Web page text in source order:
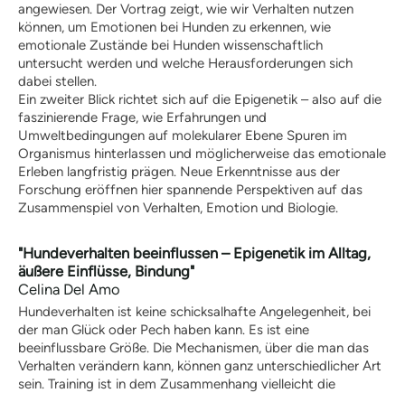
IHK-Zertifikat
Anmeldung |
Voraussetzungen
Praxisangebote
Praxisbetriebe
Fachpraktischer
Leistungsnachweis
FAQ
Geschichte
Tiergestützte Intervention (IHK)
Multimedia
Audios: BHV Podcast
Videos: Online-Diskussionsrunden
Service
Downloads für Hundetrainer
Hundetrainer werden im BHV
Neuigkeiten
angewiesen. Der Vortrag zeigt, wie wir Verhalten nutzen
können, um Emotionen bei Hunden zu erkennen, wie
emotionale Zustände bei Hunden wissenschaftlich
untersucht werden und welche Herausforderungen sich
dabei stellen.
Ein zweiter Blick richtet sich auf die Epigenetik – also auf die
faszinierende Frage, wie Erfahrungen und
Umweltbedingungen auf molekularer Ebene Spuren im
Organismus hinterlassen und möglicherweise das emotionale
Erleben langfristig prägen. Neue Erkenntnisse aus der
Forschung eröffnen hier spannende Perspektiven auf das
Zusammenspiel von Verhalten, Emotion und Biologie.
"Hundeverhalten beeinflussen – Epigenetik im Alltag,
äußere Einflüsse, Bindung"
Celina Del Amo
Hundeverhalten ist keine schicksalhafte Angelegenheit, bei
der man Glück oder Pech haben kann. Es ist eine
beeinflussbare Größe. Die Mechanismen, über die man das
Verhalten verändern kann, können ganz unterschiedlicher Art
sein. Training ist in dem Zusammenhang vielleicht die